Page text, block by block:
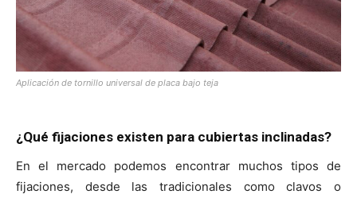
Aplicación de tornillo universal de placa bajo teja
¿Qué fijaciones existen para cubiertas inclinadas?
En el mercado podemos encontrar muchos tipos de
fijaciones, desde las tradicionales como clavos o